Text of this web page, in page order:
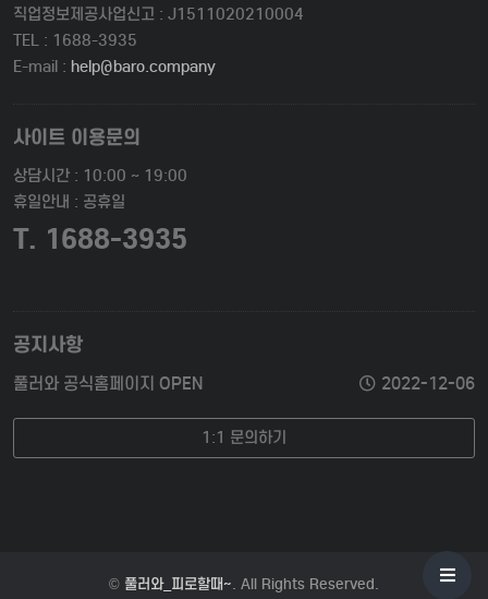
직업정보제공사업신고 : J1511020210004
TEL : 1688-3935
E-mail : help@baro.company
사이트 이용문의
상담시간 : 10:00 ~ 19:00
휴일안내 : 공휴일
T. 1688-3935
공지사항
풀러와 공식홈페이지 OPEN 2022-12-06
1:1 문의하기
© 풀러와_피로할때~. All Rights Reserved.